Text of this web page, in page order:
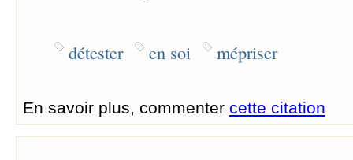
détester en soi mépriser
En savoir plus, commenter cette citation